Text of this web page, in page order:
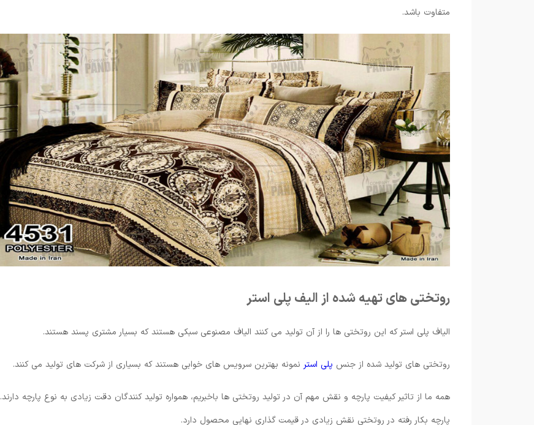
متفاوت باشد.
روتختی های تهیه شده از الیف پلی استر
الیاف پلی استر که این روتختی ها را از آن تولید می کنند الیاف مصنوعی سبکی هستند که بسیار مشتری پسند هستند.
روتختی های تولید شده از جنس پلی استر نمونه بهترین سرویس های خوابی هستند که بسیاری از شرکت های تولید می کنند.
همه ما از تاثیر کیفیت پارچه و نقش مهم آن در تولید روتختی ها باخبریم، همواره تولید کنندگان دقت زیادی به نوع پارچه دارند.
پارچه بکار رفته در روتختی نقش زیادی در قیمت گذاری نهایی محصول دارد.